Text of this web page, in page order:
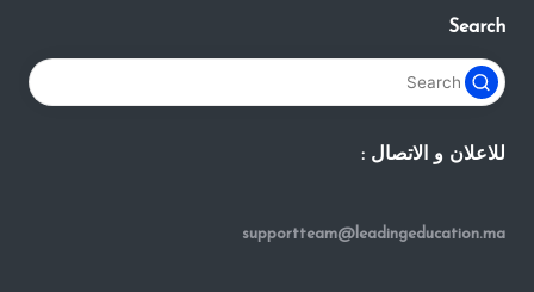
Search
للاعلان و الاتصال :
supportteam@leadingeducation.ma